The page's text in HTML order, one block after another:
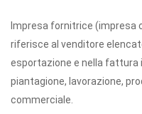
Domanda Registrazione
Impresa fornitrice (impresa
riferisce al venditore
esportazione e nella fattura
piantagione, lavorazione,
commerciale.